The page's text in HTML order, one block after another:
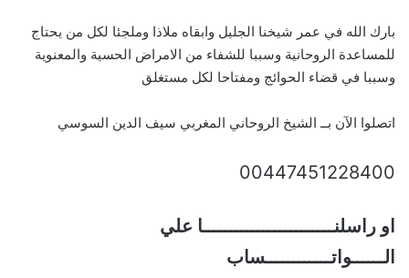
بارك الله في عمر شيخنا الجليل وابقاه ملاذا وملجئا لكل من يحتاج
للمساعدة الروحانية وسببا للشفاء من الامراض الحسية والمعنوية
وسببا في قضاء الحوائج ومفتاحا لكل مستغلق
اتصلوا الآن بــ الشيخ الروحاني المغربي سيف الدين السوسي
00447451228400
او راسلنــــــــــــــــــــــــا علي
الــــــواتــــــــــــساب